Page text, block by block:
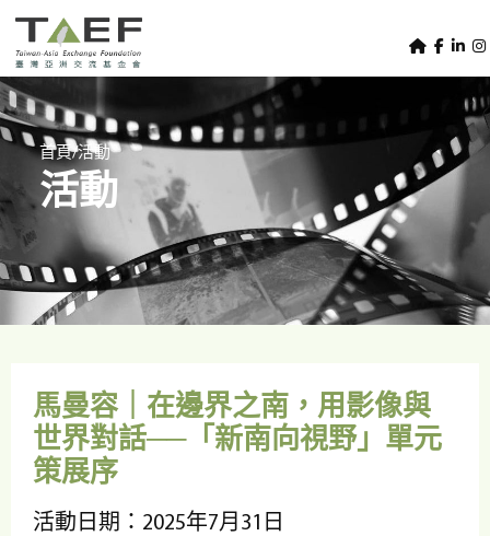
Skip to main content
TAEF
s
e
m
e
u
o
m
e
g
e
m
e
首頁/活動
活動
馬曼容｜在邊界之南，用影像與
世界對話──「新南向視野」單元
策展序
活動日期：2025年7月31日